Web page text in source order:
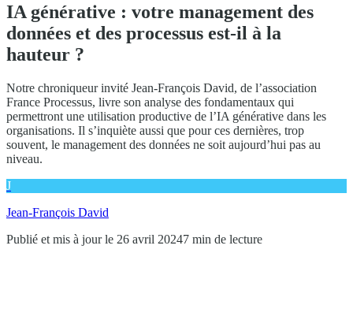
IA générative : votre management des
données et des processus est-il à la
hauteur ?
Notre chroniqueur invité Jean-François David, de l’association
France Processus, livre son analyse des fondamentaux qui
permettront une utilisation productive de l’IA générative dans les
organisations. Il s’inquiète aussi que pour ces dernières, trop
souvent, le management des données ne soit aujourd’hui pas au
niveau.
J
Jean-François David
Publié et mis à jour le 26 avril 20247 min de lecture